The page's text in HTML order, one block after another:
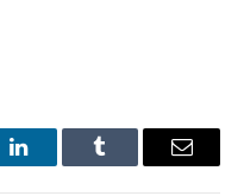
LinkedInTumblr
E-